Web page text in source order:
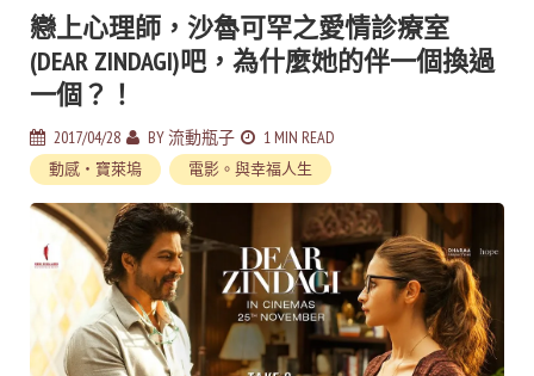
戀上心理師，沙魯可罕之愛情診療室
(DEAR ZINDAGI)吧，為什麼她的伴一個換過
一個？！
2017/04/28 BY流動瓶子 1 MIN READ
動感‧寶萊塢 電影。與幸福人生